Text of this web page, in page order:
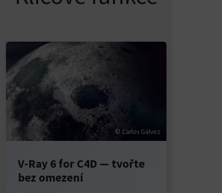
V-Ray 6 for C4D — tvořte
bez omezení
© Carlos Gálvez